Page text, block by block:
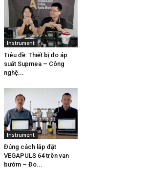
Instrument
Tiêu đề: Thiết bị đo áp
suất Supmea – Công
nghệ...
Instrument
Đúng cách lắp đặt
VEGAPULS 64 trên van
bướm – Đo...